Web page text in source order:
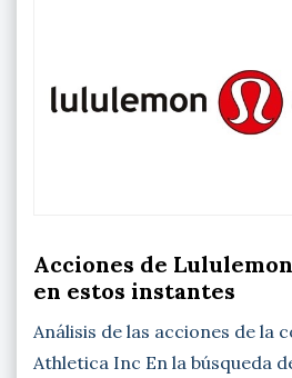
Acciones de
en estos instantes
Análisis de las acciones de la
Athletica Inc En la búsqueda